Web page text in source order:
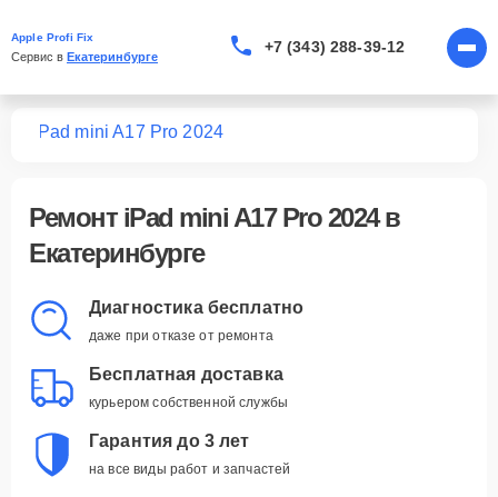
Apple Profi Fix
Сервис в Екатеринбурге
+7 (343) 288-39-12
iPad mini A17 Pro 2024
Ремонт iPad mini A17 Pro 2024в
Екатеринбурге
Диагностика бесплатно
даже при отказе от ремонта
Бесплатная доставка
курьером собственной службы
Гарантия до 3 лет
на все виды работ и запчастей